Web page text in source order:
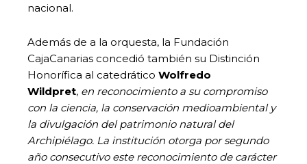
nacional.
Además de a la orquesta, la Fundación
CajaCanarias concedió también su Distinción
Honorífica al catedrático Wolfredo
Wildpret, en reconocimiento a su compromiso
con la ciencia, la conservación medioambiental y
la divulgación del patrimonio natural del
Archipiélago. La institución otorga por segundo
año consecutivo este reconocimiento de carácter